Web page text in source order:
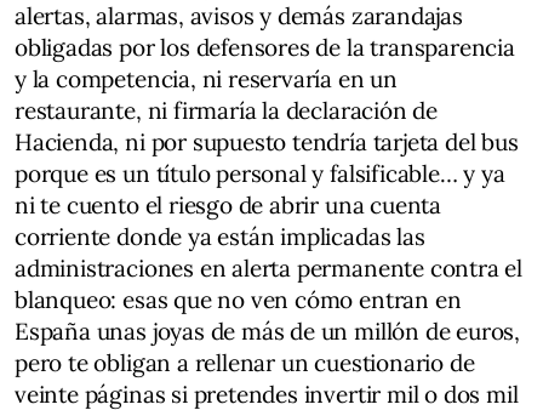
alertas, alarmas, avisos y demás zarandajas
obligadas por los defensores de la transparencia
y la competencia, ni reservaría en un
restaurante, ni firmaría la declaración de
Hacienda, ni por supuesto tendría tarjeta del bus
porque es un título personal y falsificable… y ya
ni te cuento el riesgo de abrir una cuenta
corriente donde ya están implicadas las
administraciones en alerta permanente contra el
blanqueo: esas que no ven cómo entran en
España unas joyas de más de un millón de euros,
pero te obligan a rellenar un cuestionario de
veinte páginas si pretendes invertir mil o dos mil